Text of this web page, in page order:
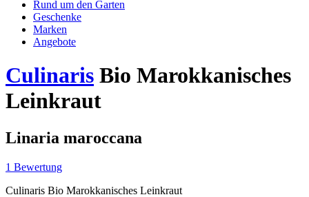
Rund um den Garten
Geschenke
Marken
Angebote
Culinaris Bio Marokkanisches
Leinkraut
Linaria maroccana
1 Bewertung
Culinaris Bio Marokkanisches Leinkraut